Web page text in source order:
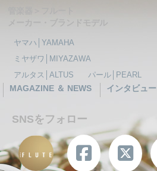
ヤマハ│YAMAHA
ミヤザワ│MIYAZAWA
アルタス│ALTUS
パール│PEARL
MAGAZINE ＆ NEWS インタビュー
SNSをフォロー